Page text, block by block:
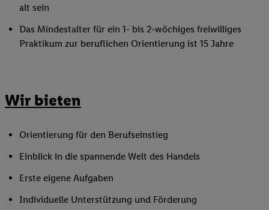
alt sein
Das Mindestalter für ein 1- bis 2-wöchiges freiwilliges
Praktikum zur beruflichen Orientierung ist 15 Jahre
Wir bieten
Orientierung für den Berufseinstieg
Einblick in die spannende Welt des Handels
Erste eigene Aufgaben
Individuelle Unterstützung und Förderung